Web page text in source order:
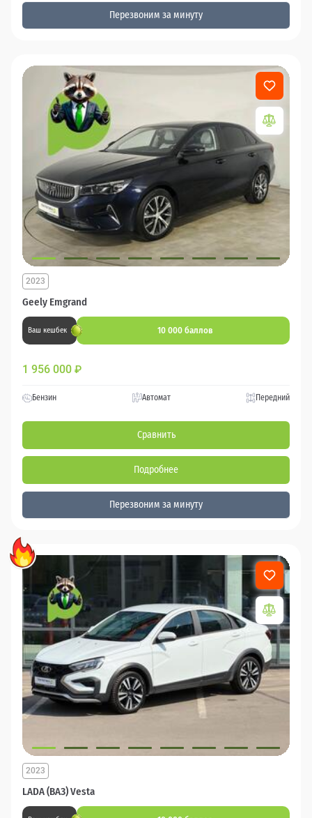
Перезвоним за минуту
Geely Emgrand
2023
Ваш кешбек 10 000 баллов
1 956 000 ₽
Бензин Автомат Передний
Сравнить
Подробнее
Перезвоним за минуту
LADA (ВАЗ) Vesta
2023